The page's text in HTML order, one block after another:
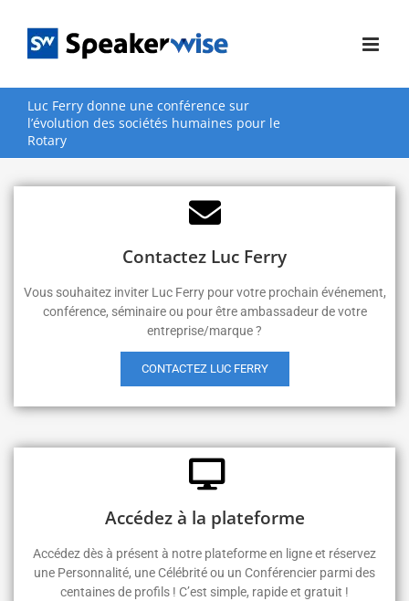
contenu
Luc Ferry donne une conférence sur
l’évolution des sociétés humaines pour le
Rotary
Contactez Luc Ferry
Vous souhaitez inviter Luc Ferry pour votre prochain événement,
conférence, séminaire ou pour être ambassadeur de votre
entreprise/marque ?
CONTACTEZ LUC FERRY
Accédez à la plateforme
Accédez dès à présent à notre plateforme en ligne et réservez
une Personnalité, une Célébrité ou un Conférencier parmi des
centaines de profils ! C’est simple, rapide et gratuit !